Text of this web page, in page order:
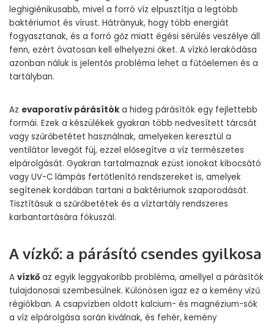
leghigiénikusabb, mivel a forró víz elpusztítja a legtöbb
baktériumot és vírust. Hátrányuk, hogy több energiát
fogyasztanak, és a forró gőz miatt égési sérülés veszélye áll
fenn, ezért óvatosan kell elhelyezni őket. A vízkő lerakódása
azonban náluk is jelentős probléma lehet a fűtőelemen és a
tartályban.
Az evaporatív párásítók a hideg párásítók egy fejlettebb
formái. Ezek a készülékek gyakran több nedvesített tárcsát
vagy szűrőbetétet használnak, amelyeken keresztül a
ventilátor levegőt fúj, ezzel elősegítve a víz természetes
elpárolgását. Gyakran tartalmaznak ezüst ionokat kibocsátó
vagy UV-C lámpás fertőtlenítő rendszereket is, amelyek
segítenek kordában tartani a baktériumok szaporodását.
Tisztításuk a szűrőbetétek és a víztartály rendszeres
karbantartására fókuszál.
A vízkő: a párásító csendes gyilkosa
A vízkő az egyik leggyakoribb probléma, amellyel a párásítók
tulajdonosai szembesülnek. Különösen igaz ez a kemény vizű
régiókban. A csapvízben oldott kalcium- és magnézium-sók
a víz elpárolgása során kiválnak, és fehér, kemény